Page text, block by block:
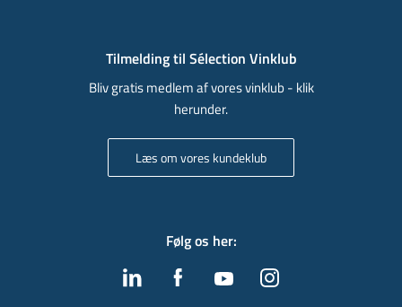
Tilmelding til Sélection Vinklub
Bliv gratis medlem af vores vinklub - klik
herunder.
Læs om vores kundeklub
Følg os her: